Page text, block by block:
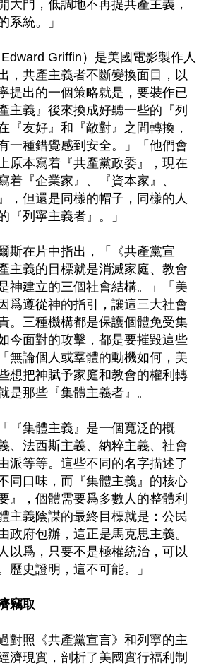
大門，低調地不再提共產主義，
系統。」
Griffin）是美國電影製作人
，共產主義者不斷變換面目，以
提出的一個策略就是，要裝作已
主義』後來換成好聽一些的『列
『友好』和『敵對』之間轉換，
一種錯覺感到安全。」「他們會
原本寫着『共產黨政委』，現在
着『企業家』、『資本家』、
，但還是同樣的帽子，同樣的人
『列寧主義者』。」
斯在片中指出，「《共產黨宣
主義的目標就是消滅家庭、教會
神建立的三個社會結構。」「美
爲遵從神的指引，讓這三大社會
。三種機構都是保護個體免受集
今面對的攻擊，都是要摧毀這些
無論個人或羣體的動機如何，美
想把神賦予家庭和教會的權利轉
是那些『集體主義者』。
『集體主義』是一個寬泛的概
、法西斯主義、納粹主義、社會
派等等。這些不同的名字描述了
同口味，而『集體主義』的核心
』，個體需要爲多數人的整體利
主義陰謀的最終目標就是：公民
政府包辦，這正是馬克思主義。
以爲，只要不是極權統治，可以
歷史證明，這不可能。」
竊取
對照《共產黨宣言》和列寧的主
濟現實，剖析了美國實行福利制